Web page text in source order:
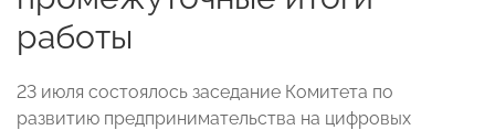
работы
23 июля состоялось заседание Комитета по
развитию предпринимательства на цифровых